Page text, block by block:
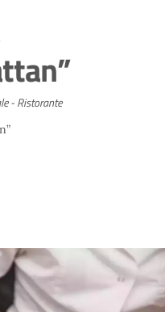
- Ristorante